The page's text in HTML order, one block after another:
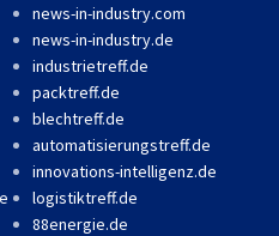
news-in-industry.com
news-in-industry.de
industrietreff.de
packtreff.de
blechtreff.de
automatisierungstreff.de
innovations-intelligenz.de
logistiktreff.de
88energie.de